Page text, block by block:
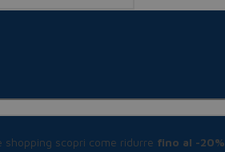
scopri come ridurre fino al -20%